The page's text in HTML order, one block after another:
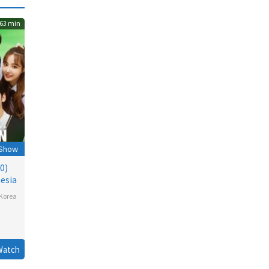
63 min
Korea